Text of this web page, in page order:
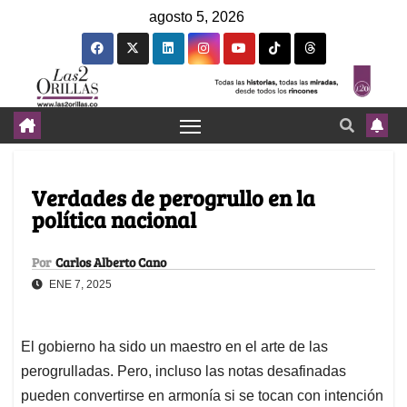
agosto 5, 2026
Verdades de perogrullo en la
política nacional
Por Carlos Alberto Cano
ENE 7, 2025
El gobierno ha sido un maestro en el arte de las
perogrulladas. Pero, incluso las notas desafinadas
pueden convertirse en armonía si se tocan con intención